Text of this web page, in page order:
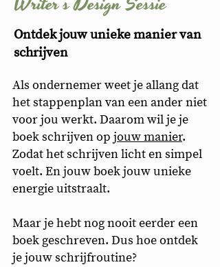
Ontdek jouw unieke manier van
schrijven
Als ondernemer weet je allang dat
het stappenplan van een ander niet
voor jou werkt. Daarom wil je je
boek schrijven op jouw manier.
Zodat het schrijven licht en simpel
voelt. En jouw boek jouw unieke
energie uitstraalt.
Maar je hebt nog nooit eerder een
boek geschreven. Dus hoe ontdek
je jouw schrijfroutine?